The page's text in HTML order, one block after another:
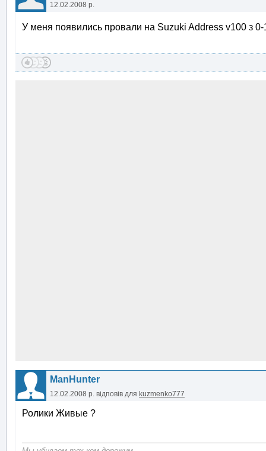
12.02.2008 р.
У меня появились провали на Suzuki Address v100 з
ManHunter
12.02.2008 р. відповів для kuzmenko777
Ролики Живые ?